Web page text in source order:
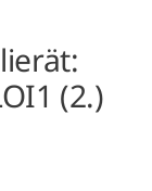
(2.)